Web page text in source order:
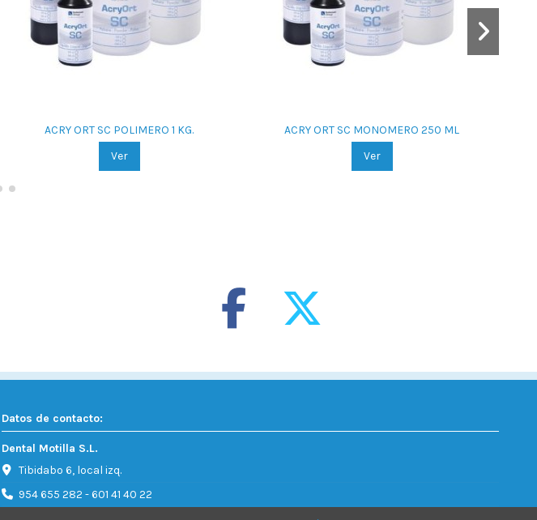
ACRY ORT SC POLIMERO 1 KG.
Ver
ACRY ORT SC MONOMERO 250 ML
Ver
Datos de contacto:
Dental Motilla S.L.
Tibidabo 6, local izq.
954 655 282 - 601 41 40 22